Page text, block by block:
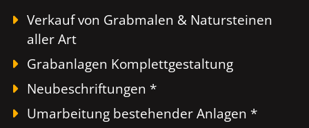
Verkauf von Grabmalen & Natursteinen
aller Art
Grabanlagen Komplettgestaltung
Neubeschriftungen *
Umarbeitung bestehender Anlagen *